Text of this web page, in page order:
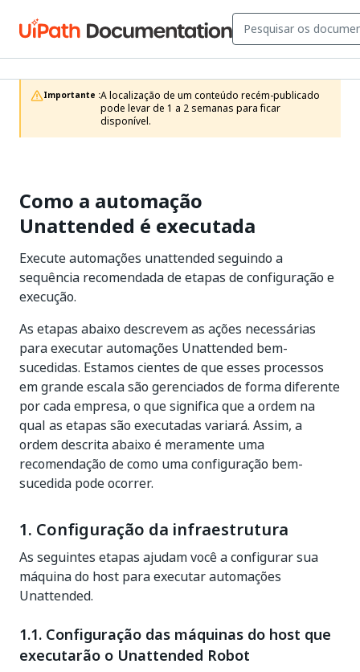
Importante :A localização de um conteúdo recém-publicado
pode levar de 1 a 2 semanas para ficar
disponível.
Como a automação
Unattended é executada
Execute automações unattended seguindo a
sequência recomendada de etapas de configuração e
execução.
As etapas abaixo descrevem as ações necessárias
para executar automações Unattended bem-
sucedidas. Estamos cientes de que esses processos
em grande escala são gerenciados de forma diferente
por cada empresa, o que significa que a ordem na
qual as etapas são executadas variará. Assim, a
ordem descrita abaixo é meramente uma
recomendação de como uma configuração bem-
sucedida pode ocorrer.
1. Configuração da infraestrutura
As seguintes etapas ajudam você a configurar sua
máquina do host para executar automações
Unattended.
1.1. Configuração das máquinas do host que
executarão o Unattended Robot